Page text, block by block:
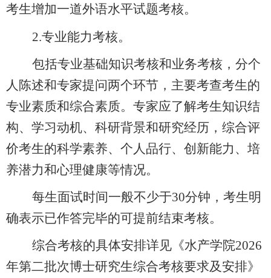
考生增加一道外语水平试题考核。
2.专业能力考核。
包括专业基础知识考核和业务考核，分个
人陈述和专家提问两个环节，主要考查考生的
专业素质和综合素质。专家应了解考生知识结
构、学习动机、科研背景和研究经历，综合评
价考生的科学素养、个人品行、创新能力、培
养潜力和心理健康等情况。
每生面试时间一般不少于30分钟， 考生明
确表示已作答完毕的可提前结束考核。
综合考核的具体安排详见《水产学院2026
年第二批次博士研究生综合考核要求及安排》